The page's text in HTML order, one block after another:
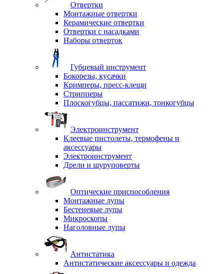
Отвертки
Монтажные отвертки
Керамические отвертки
Отвертки с насадками
Наборы отверток
Губцевый инструмент
Бокорезы, кусачки
Кримперы, пресс-клещи
Стрипперы
Плоскогубцы, пассатижи, тонкогубцы
Электроинструмент
Клеевые пистолеты, термофены и
аксессуары
Электроинструмент
Дрели и шуруповерты
Оптические приспособления
Монтажные лупы
Бестеневые лупы
Микроскопы
Наголовные лупы
Антистатика
Антистатические аксессуары и одежда